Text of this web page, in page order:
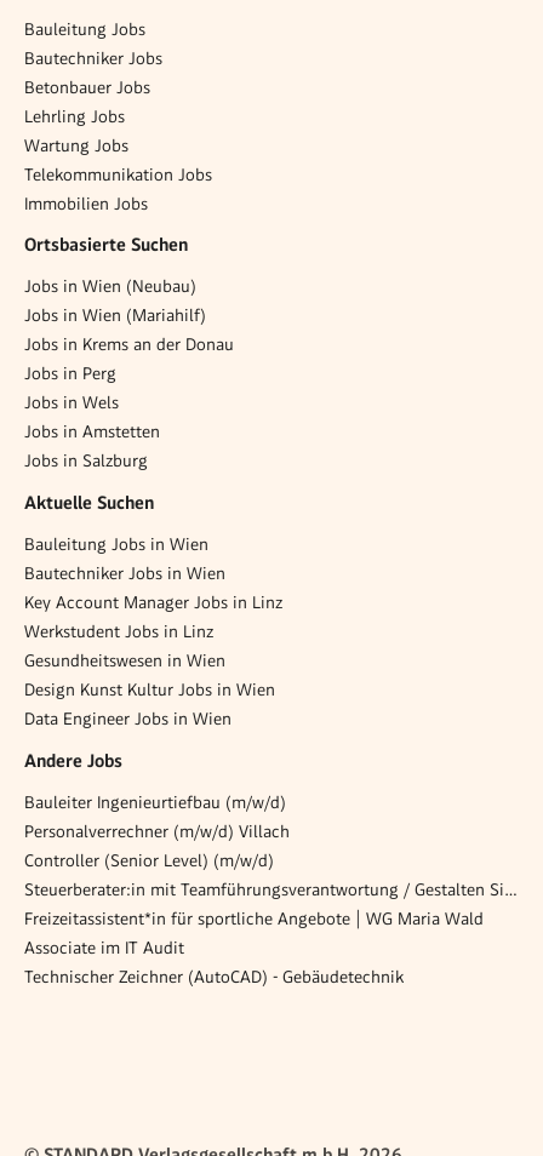
Bauleitung Jobs
Bautechniker Jobs
Betonbauer Jobs
Lehrling Jobs
Wartung Jobs
Telekommunikation Jobs
Immobilien Jobs
Ortsbasierte Suchen
Jobs in Wien (Neubau)
Jobs in Wien (Mariahilf)
Jobs in Krems an der Donau
Jobs in Perg
Jobs in Wels
Jobs in Amstetten
Jobs in Salzburg
Aktuelle Suchen
Bauleitung Jobs in Wien
Bautechniker Jobs in Wien
Key Account Manager Jobs in Linz
Werkstudent Jobs in Linz
Gesundheitswesen in Wien
Design Kunst Kultur Jobs in Wien
Data Engineer Jobs in Wien
Andere Jobs
Bauleiter Ingenieurtiefbau (m/w/d)
Personalverrechner (m/w/d) Villach
Controller (Senior Level) (m/w/d)
Steuerberater:in mit Teamführungsverantwortung / Gestalten Sie die Zukunft einer etablierten Kanzlei
Freizeitassistent*in für sportliche Angebote | WG Maria Wald
Associate im IT Audit
Technischer Zeichner (AutoCAD) - Gebäudetechnik